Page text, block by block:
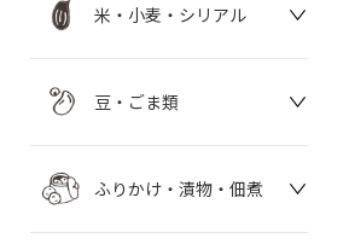
米・小麦・シリアル
豆・ごま類
ふりかけ・漬物・佃煮